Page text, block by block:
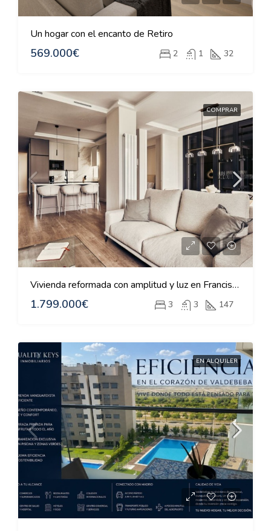
Un hogar con el encanto de Retiro
569.000€ 2 1 32
COMPRAR
Vivienda reformada con amplitud y luz en Francisco Silvela
1.799.000€ 3 3 147
EN ALQUILER